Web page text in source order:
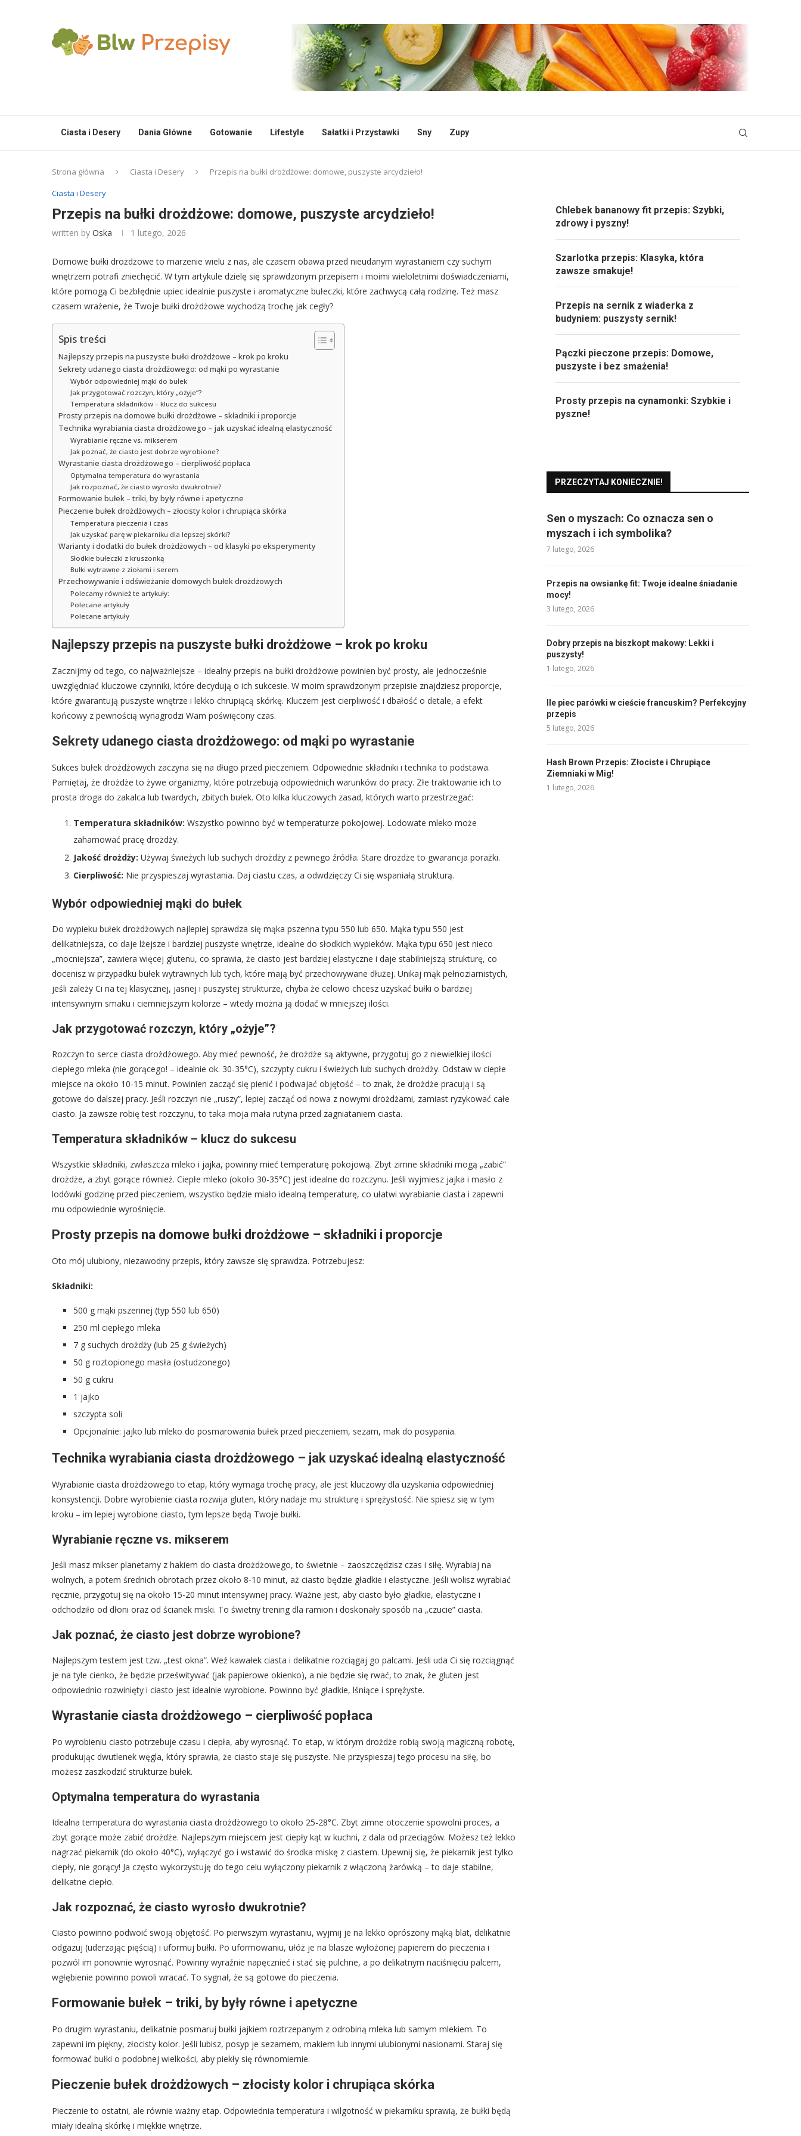
Ciasta i Desery Dania Główne Gotowanie Lifestyle Sałatki i Przystawki Sny Zupy
Strona główna Ciasta i Desery
Przepis na bułki drożdżowe: domowe, puszyste arcydzieło!
Ciasta i Desery
Przepis na bułki drożdżowe: domowe, puszyste arcydzieło!
written by Oska 1 lutego, 2026
Domowe bułki drożdżowe to marzenie wielu z nas, ale czasem obawa przed nieudanym wyrastaniem czy suchym
wnętrzem potrafi zniechęcić. W tym artykule dzielę się sprawdzonym przepisem i moimi wieloletnimi doświadczeniami,
które pomogą Ci bezbłędnie upiec idealnie puszyste i aromatyczne bułeczki, które zachwycą całą rodzinę. Też masz
czasem wrażenie, że Twoje bułki drożdżowe wychodzą trochę jak cegły?
Spis treści
Najlepszy przepis na puszyste bułki drożdżowe – krok po kroku
Sekrety udanego ciasta drożdżowego: od mąki po wyrastanie
Wybór odpowiedniej mąki do bułek
Jak przygotować rozczyn, który „ożyje”?
Temperatura składników – klucz do sukcesu
Prosty przepis na domowe bułki drożdżowe – składniki i proporcje
Technika wyrabiania ciasta drożdżowego – jak uzyskać idealną elastyczność
Wyrabianie ręczne vs. mikserem
Jak poznać, że ciasto jest dobrze wyrobione?
Wyrastanie ciasta drożdżowego – cierpliwość popłaca
Optymalna temperatura do wyrastania
Jak rozpoznać, że ciasto wyrosło dwukrotnie?
Formowanie bułek – triki, by były równe i apetyczne
Pieczenie bułek drożdżowych – złocisty kolor i chrupiąca skórka
Temperatura pieczenia i czas
Jak uzyskać parę w piekarniku dla lepszej skórki?
Warianty i dodatki do bułek drożdżowych – od klasyki po eksperymenty
Słodkie bułeczki z kruszonką
Bułki wytrawne z ziołami i serem
Przechowywanie i odświeżanie domowych bułek drożdżowych
Polecamy również te artykuły:
Polecane artykuły
Polecane artykuły
Najlepszy przepis na puszyste bułki drożdżowe – krok po kroku
Zacznijmy od tego, co najważniejsze – idealny przepis na bułki drożdżowe powinien być prosty, ale jednocześnie
uwzględniać kluczowe czynniki, które decydują o ich sukcesie. W moim sprawdzonym przepisie znajdziesz proporcje,
które gwarantują puszyste wnętrze i lekko chrupiącą skórkę. Kluczem jest cierpliwość i dbałość o detale, a efekt
końcowy z pewnością wynagrodzi Wam poświęcony czas.
Sekrety udanego ciasta drożdżowego: od mąki po wyrastanie
Sukces bułek drożdżowych zaczyna się na długo przed pieczeniem. Odpowiednie składniki i technika to podstawa.
Pamiętaj, że drożdże to żywe organizmy, które potrzebują odpowiednich warunków do pracy. Złe traktowanie ich to
prosta droga do zakalca lub twardych, zbitych bułek. Oto kilka kluczowych zasad, których warto przestrzegać:
Temperatura składników: Wszystko powinno być w temperaturze pokojowej. Lodowate mleko może
zahamować pracę drożdży.
Jakość drożdży: Używaj świeżych lub suchych drożdży z pewnego źródła. Stare drożdże to gwarancja porażki.
Cierpliwość: Nie przyspieszaj wyrastania. Daj ciastu czas, a odwdzięczy Ci się wspaniałą strukturą.
Wybór odpowiedniej mąki do bułek
Do wypieku bułek drożdżowych najlepiej sprawdza się mąka pszenna typu 550 lub 650. Mąka typu 550 jest
delikatniejsza, co daje lżejsze i bardziej puszyste wnętrze, idealne do słodkich wypieków. Mąka typu 650 jest nieco
„mocniejsza”, zawiera więcej glutenu, co sprawia, że ciasto jest bardziej elastyczne i daje stabilniejszą strukturę, co
docenisz w przypadku bułek wytrawnych lub tych, które mają być przechowywane dłużej. Unikaj mąk pełnoziarnistych,
jeśli zależy Ci na tej klasycznej, jasnej i puszystej strukturze, chyba że celowo chcesz uzyskać bułki o bardziej
intensywnym smaku i ciemniejszym kolorze – wtedy można ją dodać w mniejszej ilości.
Jak przygotować rozczyn, który „ożyje”?
Rozczyn to serce ciasta drożdżowego. Aby mieć pewność, że drożdże są aktywne, przygotuj go z niewielkiej ilości
ciepłego mleka (nie gorącego! – idealnie ok. 30-35°C), szczypty cukru i świeżych lub suchych drożdży. Odstaw w ciepłe
miejsce na około 10-15 minut. Powinien zacząć się pienić i podwajać objętość – to znak, że drożdże pracują i są
gotowe do dalszej pracy. Jeśli rozczyn nie „ruszy”, lepiej zacząć od nowa z nowymi drożdżami, zamiast ryzykować całe
ciasto. Ja zawsze robię test rozczynu, to taka moja mała rutyna przed zagniataniem ciasta.
Temperatura składników – klucz do sukcesu
Wszystkie składniki, zwłaszcza mleko i jajka, powinny mieć temperaturę pokojową. Zbyt zimne składniki mogą „zabić”
drożdże, a zbyt gorące również. Ciepłe mleko (około 30-35°C) jest idealne do rozczynu. Jeśli wyjmiesz jajka i masło z
lodówki godzinę przed pieczeniem, wszystko będzie miało idealną temperaturę, co ułatwi wyrabianie ciasta i zapewni
mu odpowiednie wyrośnięcie.
Prosty przepis na domowe bułki drożdżowe – składniki i proporcje
Oto mój ulubiony, niezawodny przepis, który zawsze się sprawdza. Potrzebujesz:
Składniki:
500 g mąki pszennej (typ 550 lub 650)
250 ml ciepłego mleka
7 g suchych drożdży (lub 25 g świeżych)
50 g roztopionego masła (ostudzonego)
50 g cukru
1 jajko
szczypta soli
Opcjonalnie: jajko lub mleko do posmarowania bułek przed pieczeniem, sezam, mak do posypania.
Technika wyrabiania ciasta drożdżowego – jak uzyskać idealną elastyczność
Wyrabianie ciasta drożdżowego to etap, który wymaga trochę pracy, ale jest kluczowy dla uzyskania odpowiedniej
konsystencji. Dobre wyrobienie ciasta rozwija gluten, który nadaje mu strukturę i sprężystość. Nie spiesz się w tym
kroku – im lepiej wyrobione ciasto, tym lepsze będą Twoje bułki.
Wyrabianie ręczne vs. mikserem
Jeśli masz mikser planetarny z hakiem do ciasta drożdżowego, to świetnie – zaoszczędzisz czas i siłę. Wyrabiaj na
wolnych, a potem średnich obrotach przez około 8-10 minut, aż ciasto będzie gładkie i elastyczne. Jeśli wolisz wyrabiać
ręcznie, przygotuj się na około 15-20 minut intensywnej pracy. Ważne jest, aby ciasto było gładkie, elastyczne i
odchodziło od dłoni oraz od ścianek miski. To świetny trening dla ramion i doskonały sposób na „czucie” ciasta.
Jak poznać, że ciasto jest dobrze wyrobione?
Najlepszym testem jest tzw. „test okna”. Weź kawałek ciasta i delikatnie rozciągaj go palcami. Jeśli uda Ci się rozciągnąć
je na tyle cienko, że będzie prześwitywać (jak papierowe okienko), a nie będzie się rwać, to znak, że gluten jest
odpowiednio rozwinięty i ciasto jest idealnie wyrobione. Powinno być gładkie, lśniące i sprężyste.
Wyrastanie ciasta drożdżowego – cierpliwość popłaca
Po wyrobieniu ciasto potrzebuje czasu i ciepła, aby wyrosnąć. To etap, w którym drożdże robią swoją magiczną robotę,
produkując dwutlenek węgla, który sprawia, że ciasto staje się puszyste. Nie przyspieszaj tego procesu na siłę, bo
możesz zaszkodzić strukturze bułek.
Optymalna temperatura do wyrastania
Idealna temperatura do wyrastania ciasta drożdżowego to około 25-28°C. Zbyt zimne otoczenie spowolni proces, a
zbyt gorące może zabić drożdże. Najlepszym miejscem jest ciepły kąt w kuchni, z dala od przeciągów. Możesz też lekko
nagrzać piekarnik (do około 40°C), wyłączyć go i wstawić do środka miskę z ciastem. Upewnij się, że piekarnik jest tylko
ciepły, nie gorący! Ja często wykorzystuję do tego celu wyłączony piekarnik z włączoną żarówką – to daje stabilne,
delikatne ciepło.
Jak rozpoznać, że ciasto wyrosło dwukrotnie?
Ciasto powinno podwoić swoją objętość. Po pierwszym wyrastaniu, wyjmij je na lekko oprószony mąką blat, delikatnie
odgazuj (uderzając pięścią) i uformuj bułki. Po uformowaniu, ułóż je na blasze wyłożonej papierem do pieczenia i
pozwól im ponownie wyrosnąć. Powinny wyraźnie napęcznieć i stać się pulchne, a po delikatnym naciśnięciu palcem,
wgłębienie powinno powoli wracać. To sygnał, że są gotowe do pieczenia.
Formowanie bułek – triki, by były równe i apetyczne
Po drugim wyrastaniu, delikatnie posmaruj bułki jajkiem roztrzepanym z odrobiną mleka lub samym mlekiem. To
zapewni im piękny, złocisty kolor. Jeśli lubisz, posyp je sezamem, makiem lub innymi ulubionymi nasionami. Staraj się
formować bułki o podobnej wielkości, aby piekły się równomiernie.
Pieczenie bułek drożdżowych – złocisty kolor i chrupiąca skórka
Pieczenie to ostatni, ale równie ważny etap. Odpowiednia temperatura i wilgotność w piekarniku sprawią, że bułki będą
miały idealną skórkę i miękkie wnętrze.
Chlebek bananowy fit przepis: Szybki,
zdrowy i pyszny!
Szarlotka przepis: Klasyka, która
zawsze smakuje!
Przepis na sernik z wiaderka z
budyniem: puszysty sernik!
Pączki pieczone przepis: Domowe,
puszyste i bez smażenia!
Prosty przepis na cynamonki: Szybkie i
pyszne!
PRZECZYTAJ KONIECZNIE!
Sen o myszach: Co oznacza sen o
myszach i ich symbolika?
7 lutego, 2026
Przepis na owsiankę fit: Twoje idealne śniadanie
mocy!
3 lutego, 2026
Dobry przepis na biszkopt makowy: Lekki i
puszysty!
1 lutego, 2026
Ile piec parówki w cieście francuskim? Perfekcyjny
przepis
5 lutego, 2026
Hash Brown Przepis: Złociste i Chrupiące
Ziemniaki w Mig!
1 lutego, 2026